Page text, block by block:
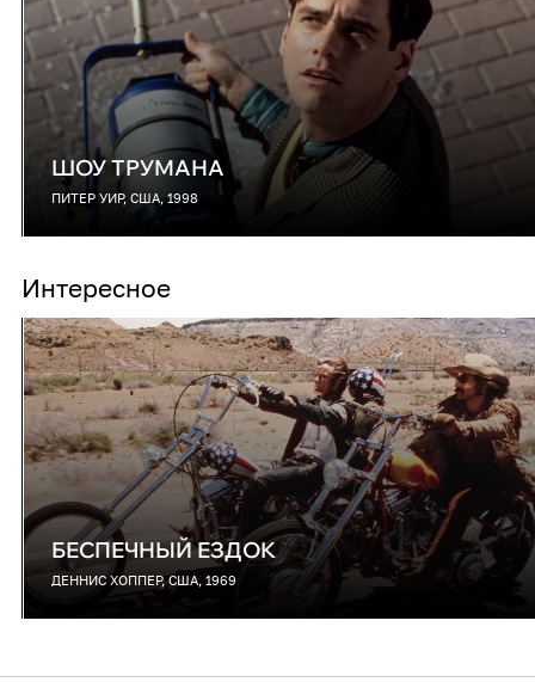
ШОУ ТРУМАНА
ПИТЕР УИР, США, 1998
Интересное
БЕСПЕЧНЫЙ ЕЗДОК
ДЕННИС ХОППЕР, США, 1969